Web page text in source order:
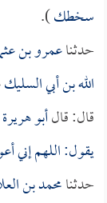
سخطك).
حدثناعمرو بن
الله بن أبي السليك
قال: قالأبو هريرة
يقول: اللهم إني
حدثنامحمد بن